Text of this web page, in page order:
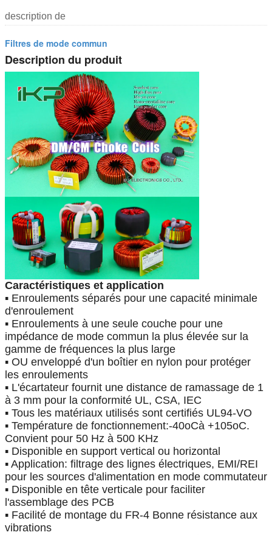
description de
Filtres de mode commun
Description du produit
Caractéristiques et application
▪ Enroulements séparés pour une capacité minimale
d'enroulement
▪ Enroulements à une seule couche pour une
impédance de mode commun la plus élevée sur la
gamme de fréquences la plus large
▪ OU enveloppé d'un boîtier en nylon pour protéger
les enroulements
▪ L'écartateur fournit une distance de ramassage de 1
à 3 mm pour la conformité UL, CSA, IEC
▪ Tous les matériaux utilisés sont certifiés UL94-VO
▪ Température de fonctionnement:-40oCà +105oC.
Convient pour 50 Hz à 500 KHz
▪ Disponible en support vertical ou horizontal
▪ Application: filtrage des lignes électriques, EMI/REI
pour les sources d'alimentation en mode commutateur
▪ Disponible en tête verticale pour faciliter
l'assemblage des PCB
▪ Facilité de montage du FR-4 Bonne résistance aux
vibrations